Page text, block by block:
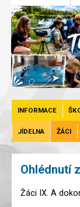
INFORMACE
JÍDELNA ŽÁCI
Ohlédnutí
Žáci IX. A